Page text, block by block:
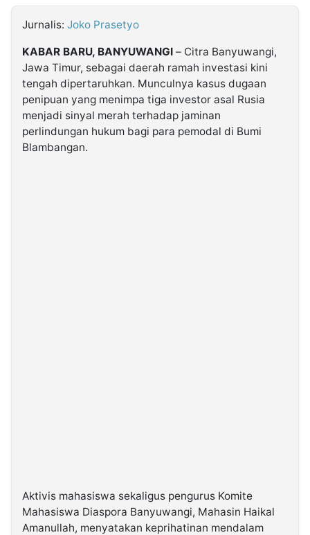
Kabarbaru.co
2026
Kabarbaru
Media
Holding
Jurnalis: Joko Prasetyo
KABAR BARU, BANYUWANGI – Citra Banyuwangi,
Jawa Timur, sebagai daerah ramah investasi kini
tengah dipertaruhkan. Munculnya kasus dugaan
penipuan yang menimpa tiga investor asal Rusia
menjadi sinyal merah terhadap jaminan
perlindungan hukum bagi para pemodal di Bumi
Blambangan.
Aktivis mahasiswa sekaligus pengurus Komite
Mahasiswa Diaspora Banyuwangi, Mahasin Haikal
Amanullah, menyatakan keprihatinan mendalam